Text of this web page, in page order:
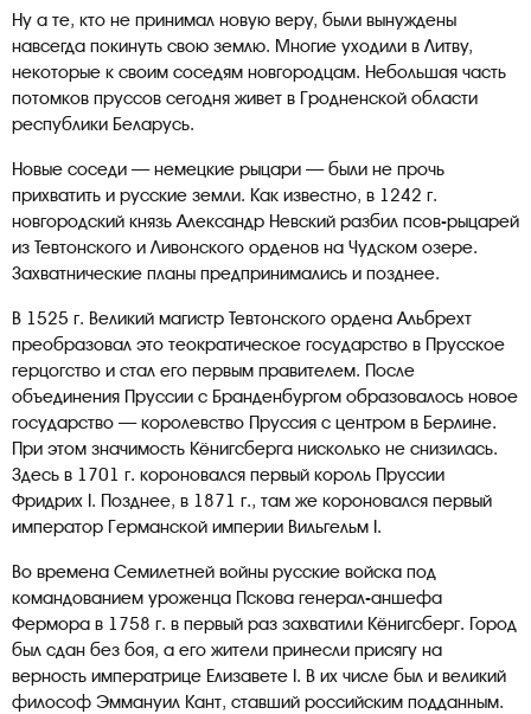
Ну а те, кто не принимал новую веру, были вынуждены
навсегда покинуть свою землю. Многие уходили в Литву,
некоторые к своим соседям новгородцам. Небольшая часть
потомков пруссов сегодня живет в Гродненской области
республики Беларусь.
Новые соседи — немецкие рыцари — были не прочь
прихватить и русские земли. Как известно, в 1242 г.
новгородский князь Александр Невский разбил псов-рыцарей
из Тевтонского и Ливонского орденов на Чудском озере.
Захватнические планы предпринимались и позднее.
В 1525 г. Великий магистр Тевтонского ордена Альбрехт
преобразовал это теократическое государство в Прусское
герцогство и стал его первым правителем. После
объединения Пруссии с Бранденбургом образовалось новое
государство — королевство Пруссия с центром в Берлине.
При этом значимость Кёнигсберга нисколько не снизилась.
Здесь в 1701 г. короновался первый король Пруссии
Фридрих I. Позднее, в 1871 г., там же короновался первый
император Германской империи Вильгельм I.
Во времена Семилетней войны русские войска под
командованием уроженца Пскова генерал-аншефа
Фермора в 1758 г. в первый раз захватили Кёнигсберг. Город
был сдан без боя, а его жители принесли присягу на
верность императрице Елизавете I. В их числе был и великий
философ Эммануил Кант, ставший российским подданным.